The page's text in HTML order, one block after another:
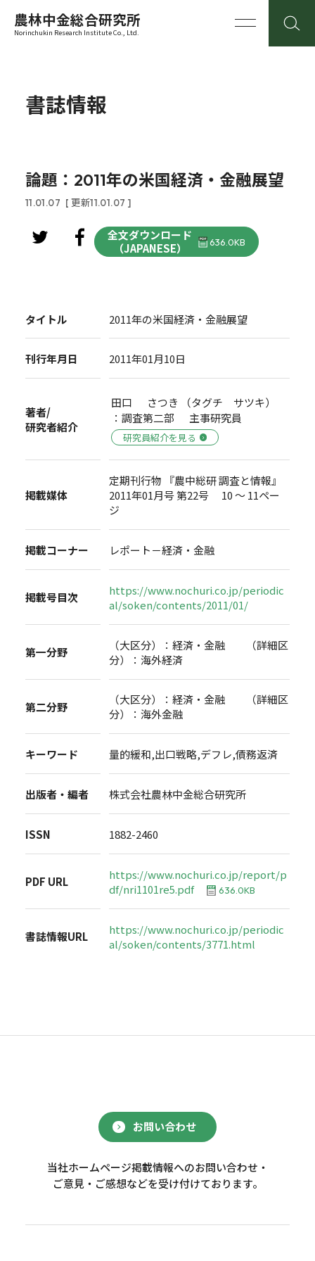
農林中金総合研究所
Norinchukin Research Institute Co., Ltd.
書誌情報
論題：2011年の米国経済・金融展望
11.01.07 [ 更新11.01.07 ]
全文ダウンロード
（JAPANESE）
636.0KB
タイトル 2011年の米国経済・金融展望
刊行年月日 2011年01月10日
著者/
研究者紹介
田口 さつき （タグチ サツキ）
：調査第二部 主事研究員
研究員紹介を見る
掲載媒体
定期刊行物 『農中総研 調査と情報』
2011年01月号 第22号 10 ～ 11ペー
ジ
掲載コーナー レポート－経済・金融
掲載号目次
https://www.nochuri.co.jp/periodic
al/soken/contents/2011/01/
第一分野
（大区分）：経済・金融 （詳細区
分）：海外経済
第二分野
（大区分）：経済・金融 （詳細区
分）：海外金融
キーワード 量的緩和,出口戦略,デフレ,債務返済
出版者・編者 株式会社農林中金総合研究所
ISSN 1882-2460
PDF URL
https://www.nochuri.co.jp/report/p
df/nri1101re5.pdf
636.0KB
書誌情報URL
https://www.nochuri.co.jp/periodic
al/soken/contents/3771.html
お問い合わせ
当社ホームページ掲載情報へのお問い合わせ・
ご意見・ご感想などを受け付けております。